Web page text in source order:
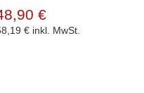
€
€ inkl. MwSt.